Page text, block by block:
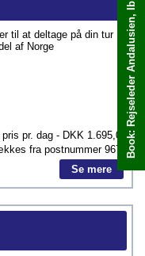
Book: Rejseleder Andalusien, Ib
til at deltage på din tur
af Norge
pris pr. dag - DKK 1.695,00
fra postnummer 9670
Se mere
Book med det samme